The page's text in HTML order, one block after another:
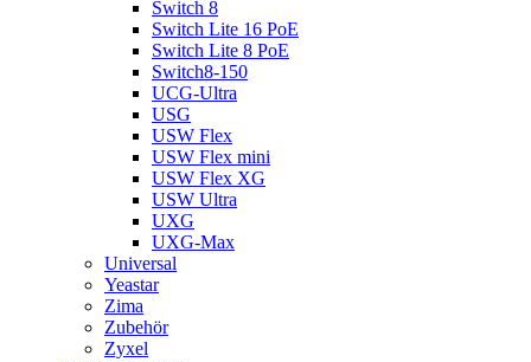
Switch 8
Switch Lite 16 PoE
Switch Lite 8 PoE
Switch8-150
UCG-Ultra
USG
USW Flex
USW Flex mini
USW Flex XG
USW Ultra
UXG
UXG-Max
Universal
Yeastar
Zima
Zubehör
Zyxel